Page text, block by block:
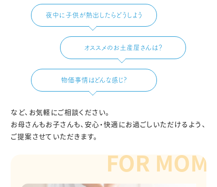
夜中に子供が熱出したらどうしよう
オススメのお土産屋さんは？
物価事情はどんな感じ?
など、お気軽にご相談ください。
お母さんもお子さんも、安心・快適にお過ごしいただけるよう、
ご提案させていただきます。